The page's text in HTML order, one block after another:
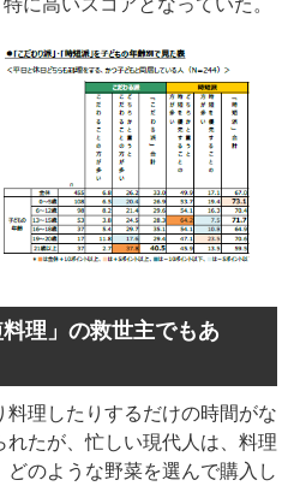
料理」の救世主でもあ
料理したりするだけの時間がな
たが、忙しい現代人は、料理
のような野菜を選んで購入し